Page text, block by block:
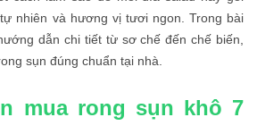
nhiên và hương vị tươi ngon. Trong bài
dẫn chi tiết từ sơ chế đến chế biến,
sụn đúng chuẩn tại nhà.
mua rong sụn khô 7